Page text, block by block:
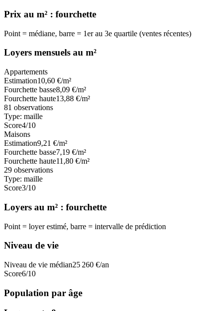
Prix au m² : fourchette
Point = médiane, barre = 1er au 3e quartile (ventes récentes)
Loyers mensuels au m²
Appartements
Estimation10,60 €/m²
Fourchette basse8,09 €/m²
Fourchette haute13,88 €/m²
81 observations
Type: maille
Score4/10
Maisons
Estimation9,21 €/m²
Fourchette basse7,19 €/m²
Fourchette haute11,80 €/m²
29 observations
Type: maille
Score3/10
Loyers au m² : fourchette
Point = loyer estimé, barre = intervalle de prédiction
Niveau de vie
Niveau de vie médian25 260 €/an
Score6/10
Population par âge